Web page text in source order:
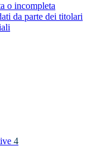
o incompleta
da parte dei titolari
4